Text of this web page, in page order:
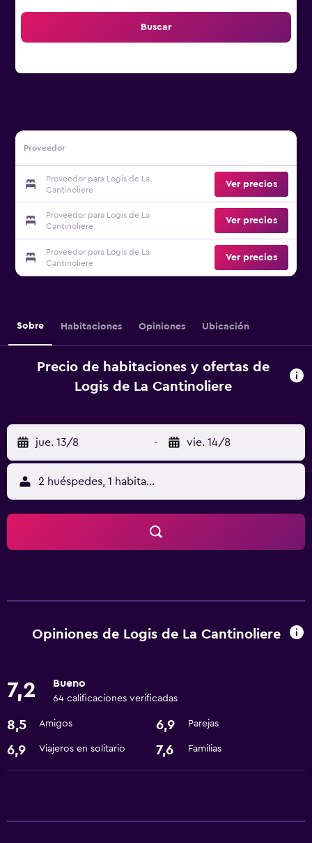
Buscar
Proveedor
Proveedor para Logis de La
Cantinoliere
Ver precios
Proveedor para Logis de La
Cantinoliere
Ver precios
Proveedor para Logis de La
Cantinoliere
Ver precios
Sobre Habitaciones Opiniones Ubicación
Precio de habitaciones y ofertas de
Logis de La Cantinoliere
jue. 13/8 - vie. 14/8
2 huéspedes, 1 habitación
Opiniones de Logis de La Cantinoliere
7,2 Bueno
64 calificaciones verificadas
8,5 Amigos 6,9 Parejas
6,9 Viajeros en solitario 7,6 Familias